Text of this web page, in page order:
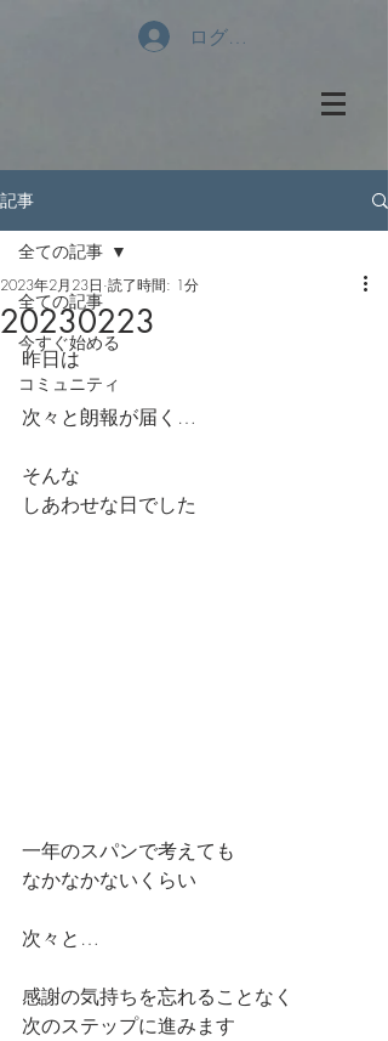
ログイン
記事
全ての記事
今すぐ始める
コミュニティ
全ての記事
20230223
2023年2月23日 読了時間: 1分
昨日は
次々と朗報が届く…
そんな
しあわせな日でした
一年のスパンで考えても
なかなかないくらい
次々と…
感謝の気持ちを忘れることなく
次のステップに進みます